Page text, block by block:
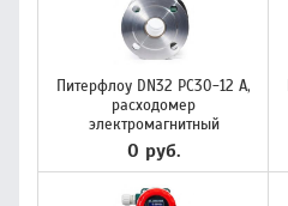
Питерфлоу DN32 РС30-12 A,
расходомер
электромагнитный
0 руб.